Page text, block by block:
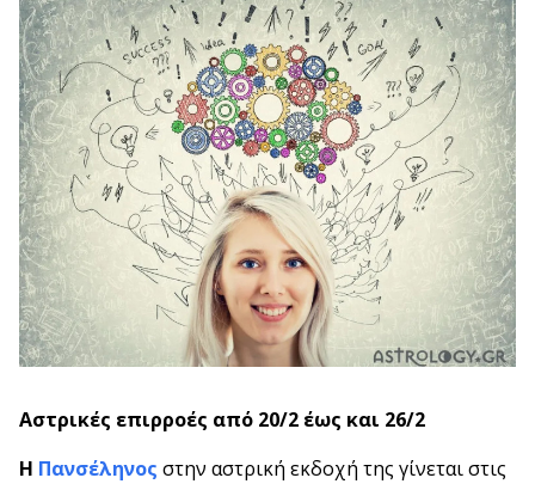
Αστρικές επιρροές από 20/2 έως και 26/2
Η Πανσέληνος στην αστρική εκδοχή της γίνεται στις